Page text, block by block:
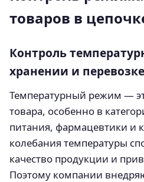
товаров в
Контроль
хранении и перевозке
Температурный режим —
товара, особенно в
питания, фармацевтики и
колебания температуры
качество продукции и
Поэтому компании